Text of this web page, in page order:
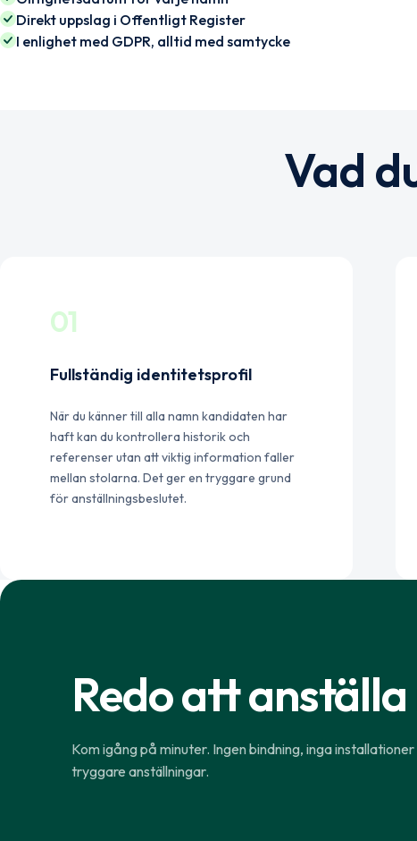
Direkt uppslag i Offentligt Register
I enlighet med GDPR, alltid med samtycke
Vad
01
Fullständig identitetsprofil
När du känner till alla namn kandidaten har
haft kan du kontrollera historik och
referenser utan att viktig information faller
mellan stolarna. Det ger en tryggare grund
för anställningsbeslutet.
Redo att
Kom igång på minuter. Ingen bindning, inga
tryggare anställningar.